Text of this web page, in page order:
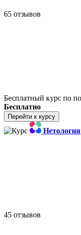
65 отзывов
Бесплатный курс по
Бесплатно
Перейти к курсу
Нетология
45 отзывов